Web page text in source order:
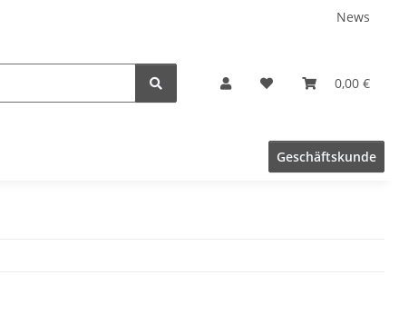
News
0,00 €
Geschäftskunde